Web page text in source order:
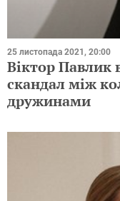
25 листопада 2021, 20:00
Віктор Павлик
скандал між
дружинами